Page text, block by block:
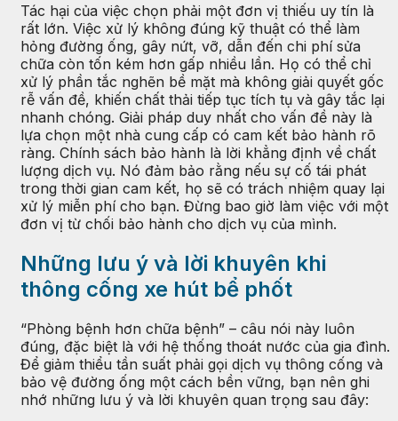
Tác hại của việc chọn phải một đơn vị thiếu uy tín là
rất lớn. Việc xử lý không đúng kỹ thuật có thể làm
hỏng đường ống, gây nứt, vỡ, dẫn đến chi phí sửa
chữa còn tốn kém hơn gấp nhiều lần. Họ có thể chỉ
xử lý phần tắc nghẽn bề mặt mà không giải quyết gốc
rễ vấn đề, khiến chất thải tiếp tục tích tụ và gây tắc lại
nhanh chóng. Giải pháp duy nhất cho vấn đề này là
lựa chọn một nhà cung cấp có cam kết bảo hành rõ
ràng. Chính sách bảo hành là lời khẳng định về chất
lượng dịch vụ. Nó đảm bảo rằng nếu sự cố tái phát
trong thời gian cam kết, họ sẽ có trách nhiệm quay lại
xử lý miễn phí cho bạn. Đừng bao giờ làm việc với một
đơn vị từ chối bảo hành cho dịch vụ của mình.
Những lưu ý và lời khuyên khi
thông cống xe hút bể phốt
“Phòng bệnh hơn chữa bệnh” – câu nói này luôn
đúng, đặc biệt là với hệ thống thoát nước của gia đình.
Để giảm thiểu tần suất phải gọi dịch vụ thông cống và
bảo vệ đường ống một cách bền vững, bạn nên ghi
nhớ những lưu ý và lời khuyên quan trọng sau đây: